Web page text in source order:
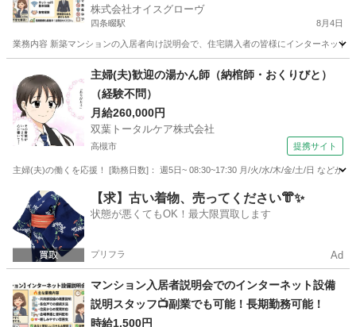
株式会社オイスグローヴ
四条畷駅 8月4日
業務内容 新築マンションの入居者向け説明会で、住宅購入者の皆様にインターネッ
四条畷駅 接客 スタッフ
主婦(夫)歓迎の湯かん師（納棺師・おくりびと）
（経験不問）
月給260,000円
双葉トータルケア株式会社
高槻市 提携サイト
主婦(夫)の働くを応援！ [勤務日数]： 週5日~ 08:30~17:30 月/火/水/木/金/土/日 など
大阪 高槻市 フロント
【求】古い着物、売ってください👘✨
状態が悪くてもOK！最大限買取します
プリフラ Ad
マンション入居者説明会でのインターネット設備
説明スタッフ📺副業でも可能！長期勤務可能！
時給1,500円